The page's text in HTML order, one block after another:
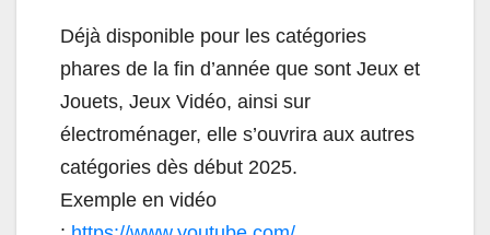
Déjà disponible pour les catégories
phares de la fin d’année que sont Jeux et
Jouets, Jeux Vidéo, ainsi sur
électroménager, elle s’ouvrira aux autres
catégories dès début 2025.
Exemple en vidéo